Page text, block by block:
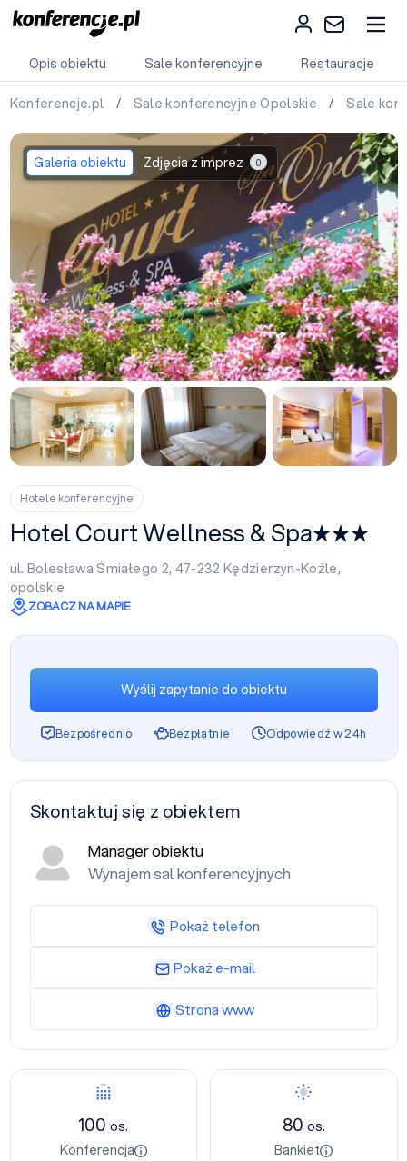
Opis obiektu Sale konferencyjne Restauracje
Konferencje.pl / Sale konferencyjne Opolskie / Sale
Galeria obiektu Zdjęcia z imprez 0
Hotele konferencyjne
Hotel Court Wellness & Spa
ul. Bolesława Śmiałego 2, 47-232Kędzierzyn-Koźle,
opolskie
ZOBACZ NA MAPIE
Konferencja
100os.
Konferencja
Bankiet
80 os.
Bankiet
Wyślij zapytanie do obiektu
Bezpośrednio Bezpłatnie Odpowiedź w 24h
Skontaktuj się z obiektem
Manager obiektu
Wynajem sal konferencyjnych
Pokaż telefon
Pokaż e-mail
Strona www